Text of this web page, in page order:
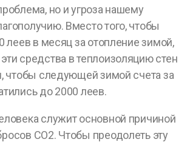
но и угроза нашему
Вместо того, чтобы
леев в месяц за отопление зимой,
средства в теплоизоляцию стен
чтобы следующей зимой счета за
до 2000 леев.
служит основной причиной
CO2. Чтобы преодолеть эту